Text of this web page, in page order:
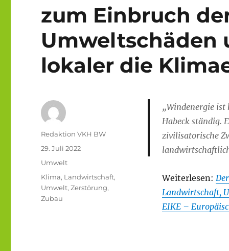
zum Einbruch
Umweltschäden
lokaler die
„Windenergie
Habeck ständig.
zivilisatorische
Weiterlesen:
Landwirtschaft,
EIKE –
Autor
Redaktion VKH BW
Veröffentlicht
29. Juli 2022
Kategorien
Umwelt
Schlagwörter
Klima, Landwirtschaft,
Umwelt,Zerstörung,
Zubau